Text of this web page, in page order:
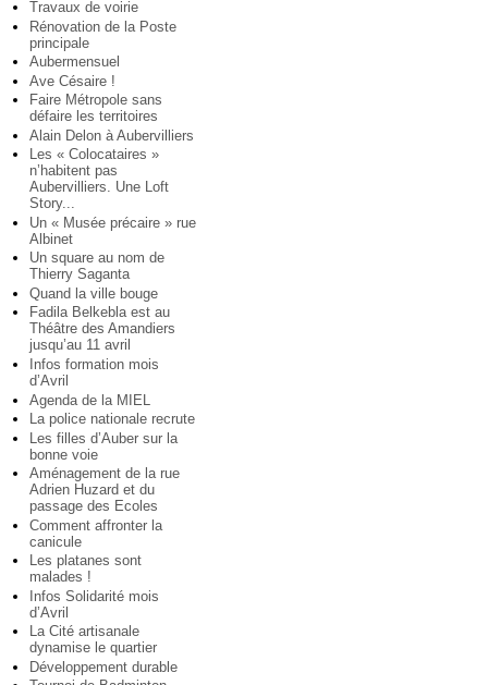
Travaux de voirie
Rénovation de la Poste
principale
Aubermensuel
Ave Césaire !
Faire Métropole sans
défaire les territoires
Alain Delon à Aubervilliers
Les « Colocataires »
n’habitent pas
Aubervilliers. Une Loft
Story...
Un « Musée précaire » rue
Albinet
Un square au nom de
Thierry Saganta
Quand la ville bouge
Fadila Belkebla est au
Théâtre des Amandiers
jusqu’au 11 avril
Infos formation mois
d’Avril
Agenda de la MIEL
La police nationale recrute
Les filles d’Auber sur la
bonne voie
Aménagement de la rue
Adrien Huzard et du
passage des Ecoles
Comment affronter la
canicule
Les platanes sont
malades !
Infos Solidarité mois
d’Avril
La Cité artisanale
dynamise le quartier
Développement durable